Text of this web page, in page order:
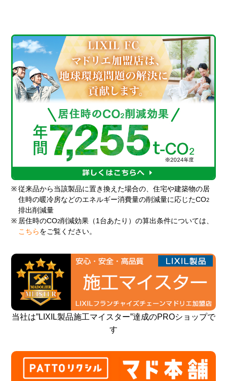
※ 従来品から当該製品に置き換えた場合の、住宅や建築物の居
住時の暖冷房などのエネルギー消費量の削減量に応じたCO2
排出削減量
※ 居住時のCO2削減効果（1台あたり）の算出条件については、
こちら をご覧ください。
当社は”LIXIL製品施工マイスター”達成のPROショップで
す